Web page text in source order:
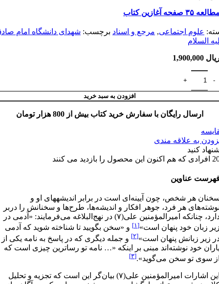
۳۵ صفحه آغازین کتاب
علوم اجتماعی, مرجع و اسناد برچسب: شهدای دانشگاه امام
السلام
افزودن به سبد خرید
ارسال رایگان با سفارش خرید کتاب بیش از 800 هزار تومان
به علاقه مندی
کنید
افرادی که هم اکنون این محصول را بازدید می کنند
عناوین
هر شخص، چون آیینه‌ای است در برابر اندیشه­های او و
هر فرد، جوهر افکار و اندیشه­‌ها، طرح‌ها و سخنانش را دربر
دارد، چنانکه امیرالمؤمنین علی‌(۷) در نهج‌البلاغه می‌فرمایند: «آدمی در
زبان خود پنهان است»[۱]
و «سخن بگویید تا شناخته شوید که آدمی
زیر زبانش پنهان است»[۲]
و جمله دیگری که در پاسخ به نامه یکی از
خود نوشته‌اند مبنی بر اینکه «… نامه تو رساترین چیزی است که
سوی تو سخن می‌گوید».[۳]
این اشارات امیرالمؤمنین علی‌(۷) بیان‌گر این است که تجزیه و تحلیل